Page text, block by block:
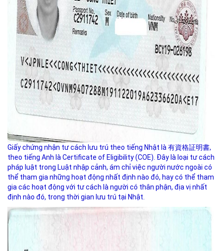
Giấy chứng nhận tư cách lưu trú theo tiếng Nhật là 有資格証明書,
theo tiếng Anh là Certificate of Eligibility (COE). Đây là loại tư cách
pháp luật trong Luật nhập cảnh, ám chỉ việc người nước ngoài có
thể tham gia những hoạt động nhất định nào đó, hay có thể tham
gia các hoạt động với tư cách là người có thân phận, địa vị nhất
định nào đó, trong thời gian lưu trú tại Nhật.